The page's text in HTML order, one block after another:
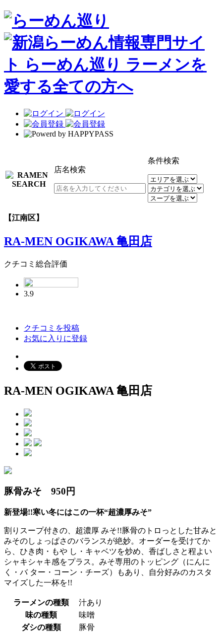
店名検索
条件検索
【江南区】
RA-MEN OGIKAWA 亀田店
クチコミ総合評価
3.9
クチコミを投稿
お気に入りに登録
RA-MEN OGIKAWA 亀田店
豚骨みそ 950円
新登場!!寒い冬にはこの一杯“超濃厚みそ”
割りスープ付きの、超濃厚 みそ!!豚骨のトロっとした甘みと
みそのしょっぱさのバランスが絶妙。オーダーを受けてか
ら、ひき肉・もや し・キャベツを炒め、香ばしさと程よい
シャキシャキ感をプラス。みそ専用のトッピング（にんに
く・バ ター・コーン・チーズ）もあり、自分好みのカスタ
マイズした一杯を!!
ラーメンの種類
汁あり
味の種類
味噌
ダシの種類
豚骨